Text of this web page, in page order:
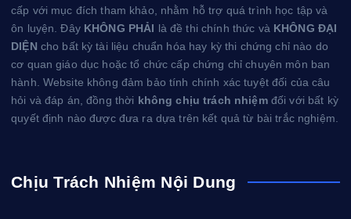
cấp với mục đích tham khảo, nhằm hỗ trợ quá trình học tập và
ôn luyện. Đây KHÔNG PHẢI là đề thi chính thức và KHÔNG ĐẠI
DIỆN cho bất kỳ tài liệu chuẩn hóa hay kỳ thi chứng chỉ nào do
cơ quan giáo dục hoặc tổ chức cấp chứng chỉ chuyên môn ban
hành. Website không đảm bảo tính chính xác tuyệt đối của câu
hỏi và đáp án, đồng thời không chịu trách nhiệmđối với bất kỳ
quyết định nào được đưa ra dựa trên kết quả từ bài trắc nghiệm.
Chịu Trách Nhiệm Nội Dung